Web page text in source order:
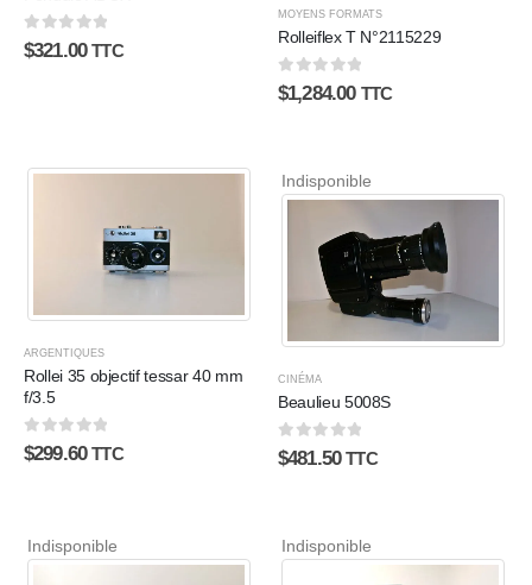
0sur 5
$321.00 TTC
MOYENS FORMATS
Rolleiflex T N°2115229
0sur 5
$1,284.00 TTC
ARGENTIQUES
Rollei 35 objectif tessar 40 mm
f/3.5
0sur 5
$299.60 TTC
Indisponible
CINÉMA
Beaulieu 5008S
0sur 5
$481.50 TTC
Indisponible Indisponible